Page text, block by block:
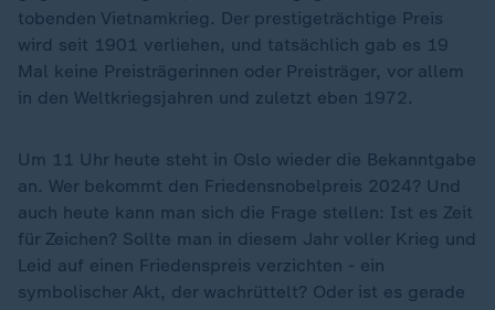
tobenden Vietnamkrieg. Der prestigeträchtige Preis
wird seit 1901 verliehen, und tatsächlich gab es 19
Mal keine Preisträgerinnen oder Preisträger, vor allem
in den Weltkriegsjahren und zuletzt eben 1972.
Um 11 Uhr heute steht in Oslo wieder die Bekanntgabe
an. Wer bekommt den Friedensnobelpreis 2024? Und
auch heute kann man sich die Frage stellen: Ist es Zeit
für Zeichen? Sollte man in diesem Jahr voller Krieg und
Leid auf einen Friedenspreis verzichten - ein
symbolischer Akt, der wachrüttelt? Oder ist es gerade